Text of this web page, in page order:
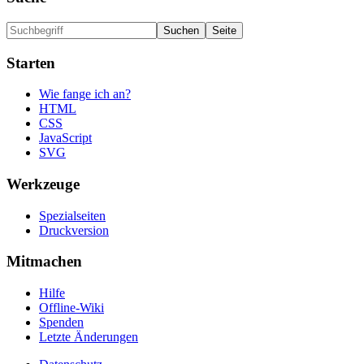
Starten
Wie fange ich an?
HTML
CSS
JavaScript
SVG
Werkzeuge
Spezialseiten
Druckversion
Mitmachen
Hilfe
Offline-Wiki
Spenden
Letzte Änderungen